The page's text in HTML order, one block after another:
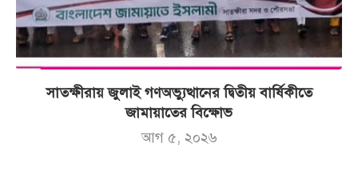
সাতক্ষীরায় জুলাই গণঅভ্যুত্থানের দ্বিতীয় বার্ষিকীতে
জামায়াতের বিক্ষোভ
আগ ৫, ২০২৬